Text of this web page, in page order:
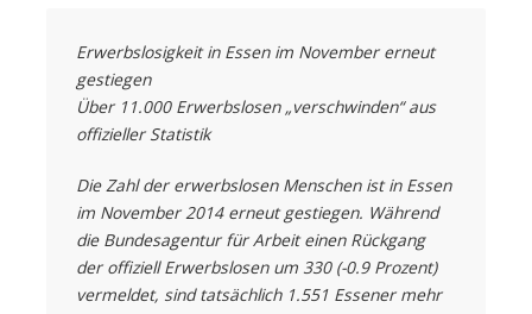
Erwerbslosigkeit in Essen im November erneut
gestiegen
Über 11.000 Erwerbslosen „verschwinden“ aus
offizieller Statistik
Die Zahl der erwerbslosen Menschen ist in Essen
im November 2014 erneut gestiegen. Während
die Bundesagentur für Arbeit einen Rückgang
der offiziell Erwerbslosen um 330 (-0.9 Prozent)
vermeldet, sind tatsächlich 1.551 Essener mehr